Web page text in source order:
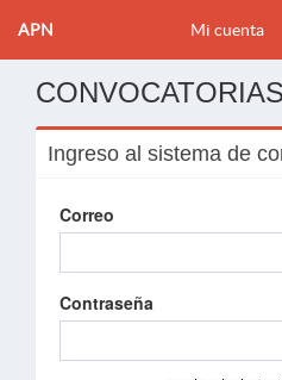
APN Mi cuenta
CONVOCATORIAS
Ingreso al sistema de
Correo
Contraseña